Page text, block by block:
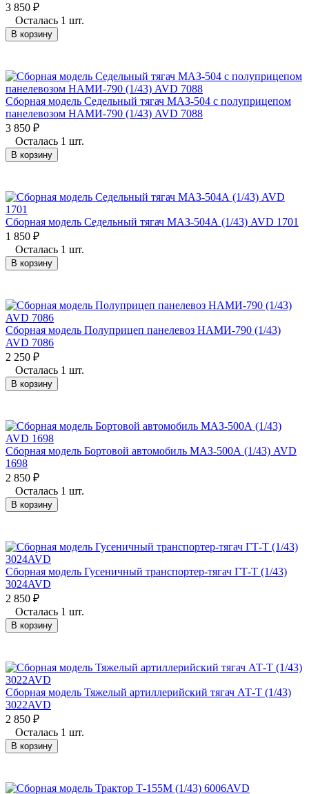
3 850 ₽
Осталась 1 шт.
В корзину
Сборная модель Седельный тягач МАЗ-504 с полуприцепом
панелевозом НАМИ-790 (1/43) AVD 7088
3 850 ₽
Осталась 1 шт.
В корзину
Сборная модель Седельный тягач МАЗ-504А (1/43) AVD 1701
1 850 ₽
Осталась 1 шт.
В корзину
Сборная модель Полуприцеп панелевоз НАМИ-790 (1/43)
AVD 7086
2 250 ₽
Осталась 1 шт.
В корзину
Сборная модель Бортовой автомобиль МАЗ-500А (1/43) AVD
1698
2 850 ₽
Осталась 1 шт.
В корзину
Сборная модель Гусеничный транспортер-тягач ГТ-Т (1/43)
3024AVD
2 850 ₽
Осталась 1 шт.
В корзину
Сборная модель Тяжелый артиллерийский тягач АТ-Т (1/43)
3022AVD
2 850 ₽
Осталась 1 шт.
В корзину